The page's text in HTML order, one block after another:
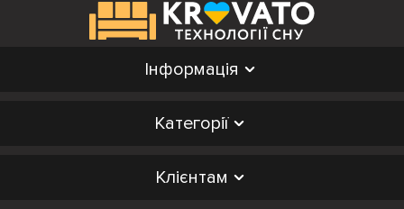
Інформація
Категорії
Клієнтам